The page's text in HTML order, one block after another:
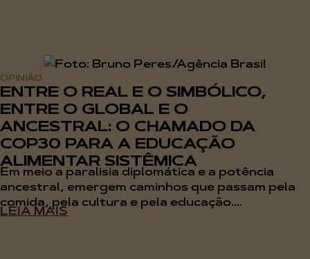
OPINIÃO
ENTRE O REAL E O SIMBÓLICO,
ENTRE O GLOBAL E O
ANCESTRAL: O CHAMADO DA
COP30 PARA A EDUCAÇÃO
ALIMENTAR SISTÊMICA
Em meio a paralisia diplomática e a potência
ancestral, emergem caminhos que passam pela
comida, pela cultura e pela educação....
LEIA MAIS